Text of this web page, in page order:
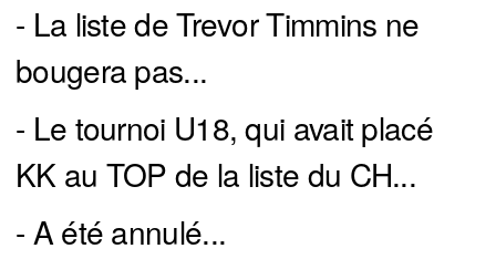
- La liste de Trevor Timmins ne
bougera pas...
- Le tournoi U18, qui avait placé
KK au TOP de la liste du CH...
- A été annulé...